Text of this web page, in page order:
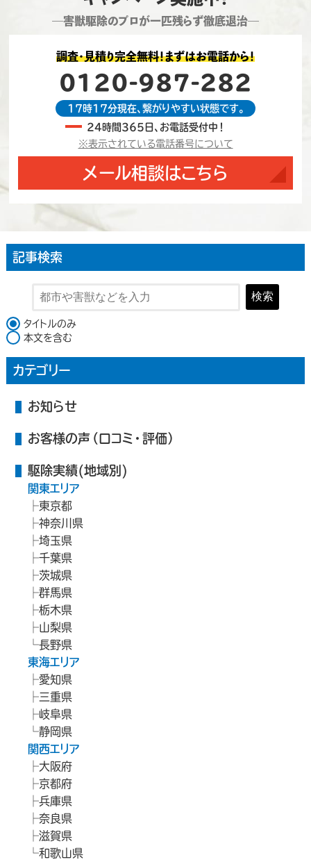
―害獣駆除のプロが一匹残らず徹底退治―
調査・見積り完全無料！まずはお電話から！
0120-987-282
17時17分現在、繋がりやすい状態です。
24時間365日、お電話受付中！
※表示されている電話番号について
メール相談はこちら
記事検索
検索
検索対象
タイトルのみ
本文を含む
カテゴリー
お知らせ
お客様の声（口コミ・評価）
駆除実績(地域別)
関東エリア
東京都
神奈川県
埼玉県
千葉県
茨城県
群馬県
栃木県
山梨県
長野県
東海エリア
愛知県
三重県
岐阜県
静岡県
関西エリア
大阪府
京都府
兵庫県
奈良県
滋賀県
和歌山県